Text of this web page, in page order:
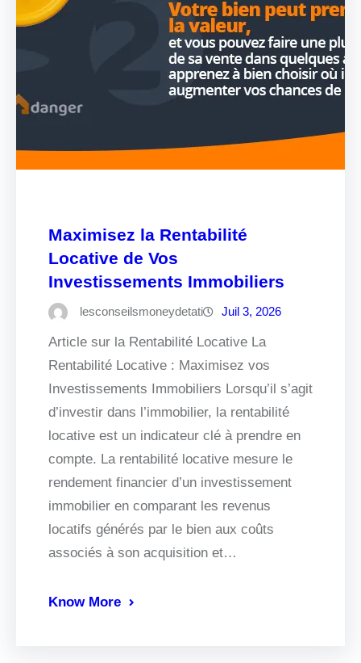
Maximisez la Rentabilité
Locative de Vos
Investissements Immobiliers
lesconseilsmoneydetati Juil 3, 2026
Article sur la Rentabilité Locative La
Rentabilité Locative : Maximisez vos
Investissements Immobiliers Lorsqu’il s’agit
d’investir dans l’immobilier, la rentabilité
locative est un indicateur clé à prendre en
compte. La rentabilité locative mesure le
rendement financier d’un investissement
immobilier en comparant les revenus
locatifs générés par le bien aux coûts
associés à son acquisition et…
Know More